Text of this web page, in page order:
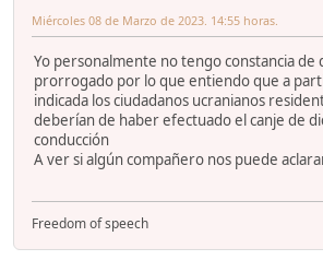
Miércoles 08 de Marzo de 2023. 14:55 horas.
Yo personalmente no tengo constancia de
prorrogado por lo que entiendo que a
indicada los ciudadanos ucranianos
deberían de haber efectuado el canje de
conducción
A ver si algún compañero nos puede
Freedom of speech